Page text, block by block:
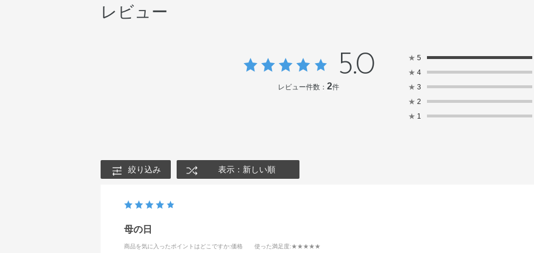
レビュー
5.0
レビュー件数： 2件
★ 5
★ 4
★ 3
★ 2
★ 1
絞り込み 表示：新しい順
母の日
商品を気に入ったポイントはどこですか:価格 使った満足度:★★★★★